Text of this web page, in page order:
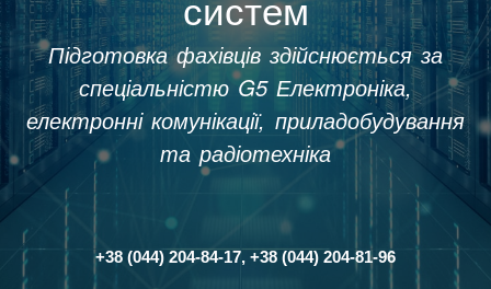
систем
Підготовка фахівців здійснюється за
спеціальністю G5 Електроніка,
електронні комунікації, приладобудування
та радіотехніка
Контакти
+38 (044) 204-84-17, +38 (044) 204-81-96